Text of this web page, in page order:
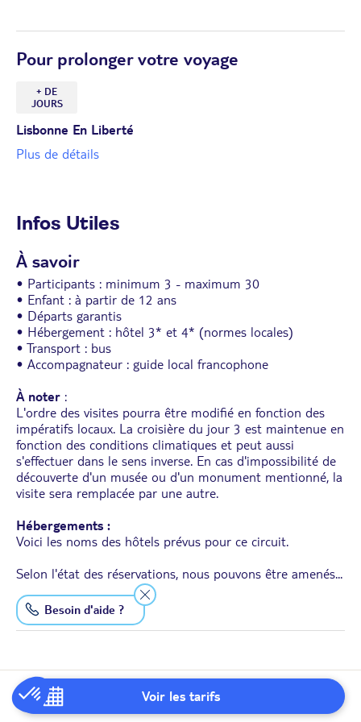
Voir les tarifs
Pour prolonger votre voyage
+ DE
JOURS
Lisbonne En Liberté
Plus de détails
Infos Utiles
À savoir
• Participants : minimum 3 - maximum 30
• Enfant : à partir de 12 ans
• Départs garantis
• Hébergement : hôtel 3* et 4* (normes locales)
• Transport : bus
• Accompagnateur : guide local francophone
À noter :
L'ordre des visites pourra être modifié en fonction des
impératifs locaux. La croisière du jour 3 est maintenue en
fonction des conditions climatiques et peut aussi
s'effectuer dans le sens inverse. En cas d'impossibilité de
découverte d'un musée ou d'un monument mentionné, la
visite sera remplacée par une autre.
Hébergements :
Voici les noms des hôtels prévus pour ce circuit.
Selon l'état des réservations, nous pouvons être amenés...
... Lire la suite
Destination
Besoin d'aide ?